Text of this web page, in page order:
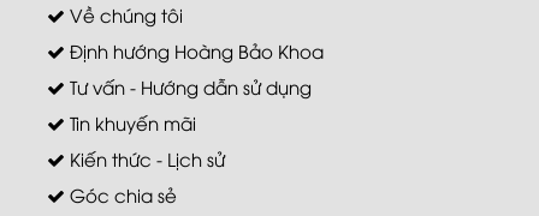
Về chúng tôi
Định hướng Hoàng Bảo Khoa
Tư vấn - Hướng dẫn sử dụng
Tin khuyến mãi
Kiến thức - Lịch sử
Góc chia sẻ